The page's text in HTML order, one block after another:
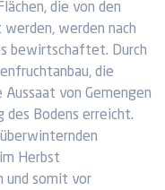
die von den
werden nach
bewirtschaftet. Durch
die
von Gemengen
des Bodens erreicht.
Herbst
und somit vor